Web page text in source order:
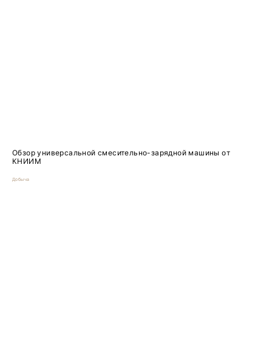
Обзор универсальной смесительно-зарядной машины от
КНИИМ
Добыча